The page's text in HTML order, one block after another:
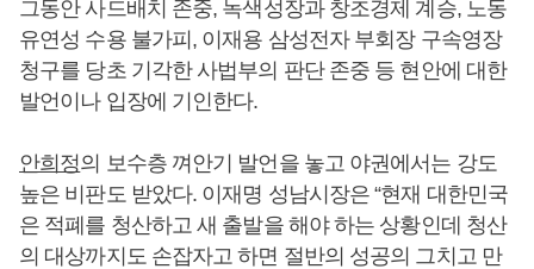
그동안 사드배치 존중, 녹색성장과 창조경제 계승, 노동
유연성 수용 불가피, 이재용 삼성전자 부회장 구속영장
청구를 당초 기각한 사법부의 판단 존중 등 현안에 대한
발언이나 입장에 기인한다.
안희정의 보수층 껴안기 발언을 놓고 야권에서는 강도
높은 비판도 받았다. 이재명 성남시장은 “현재 대한민국
은 적폐를 청산하고 새 출발을 해야 하는 상황인데 청산
의 대상까지도 손잡자고 하면 절반의 성공의 그치고 만